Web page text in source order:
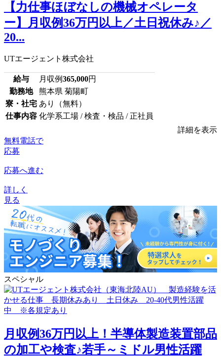
【力仕事ほぼなしの機械オペレータ
ー】月収例36万円以上／土日祝休み♪／
20...
UTエージェント株式会社
給与 月収例365,000円
勤務地
熊本県 菊陽町
寮・社宅 あり（無料）
仕事内容 化学系工場 / 検査・検品 / 正社員
詳細を表示
無料電話で
応募
応募へ進む
詳しく
見る
スペシャル
月収例36万円以上！半導体製造装置部品
の加工や検査♪若手～ミドル男性活躍